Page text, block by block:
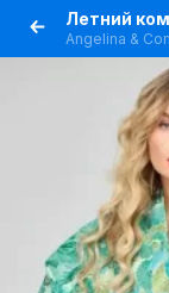
Angelina &